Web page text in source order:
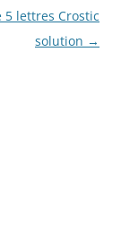
5 lettres Crostic
solution →